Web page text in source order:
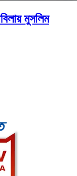
মুসলিম